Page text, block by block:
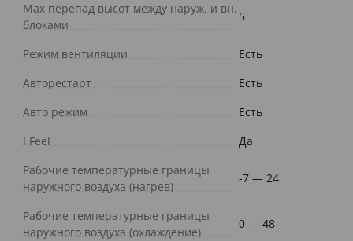
Max перепад высот между наруж. и вн.
блоками
5
Режим вентиляции
Есть
Авторестарт
Есть
Авто режим
Есть
I Feel
Да
Рабочие температурные границы
наружного воздуха (нагрев)
-7 — 24
Рабочие температурные границы
наружного воздуха (охлаждение)
0 — 48